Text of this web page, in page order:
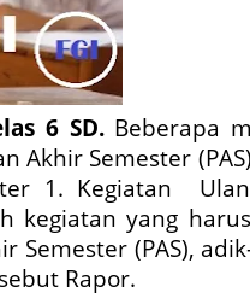
6 SD. Beberapa
Akhir Semester
1. Kegiatan
kegiatan yang
Semester (PAS),
Rapor.